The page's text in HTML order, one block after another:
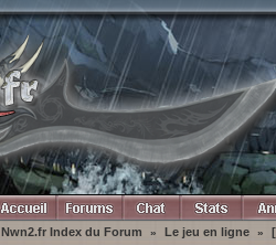
Nwn2.fr Index du Forum » Le jeu en ligne »